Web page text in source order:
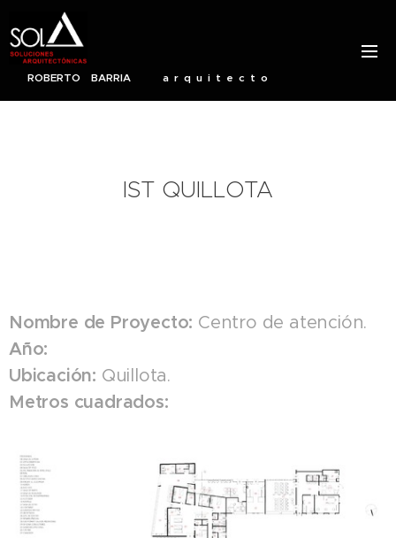
ROBERTO BARRIA a r q u i t e c t o
IST QUILLOTA
Nombre de Proyecto: Centro de atención.
Año:
Ubicación: Quillota.
Metros cuadrados: